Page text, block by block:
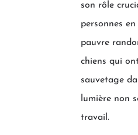
son rôle
personnes
pauvre
chiens qui
sauvetage
lumière non
travail.